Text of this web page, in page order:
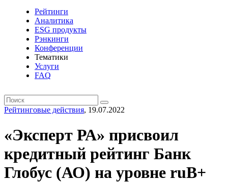
Рейтинги
Аналитика
ESG продукты
Рэнкинги
Конференции
Тематики
Услуги
FAQ
Рейтинговые действия, 19.07.2022
«Эксперт РА» присвоил
кредитный рейтинг Банк
Глобус (АО) на уровне ruB+